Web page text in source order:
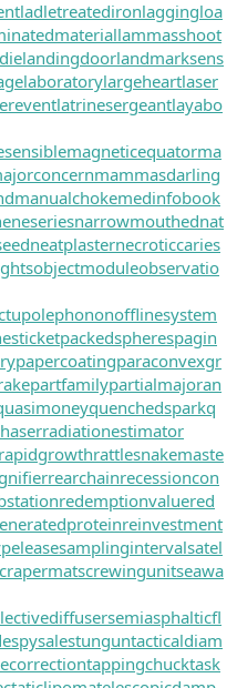
ladletreatedironlaggingloa
lammasshoot
landingdoorlandmarksens
largeheartlaser
latrinesergeantlayabo
magneticequatorma
mammasdarling
manualchokemedinfobook
narrowmouthednat
neatplasternecroticcaries
objectmoduleobservatio
offlinesystem
packedspherespagin
papercoatingparaconvexgr
partfamilypartialmajoran
quenchedsparkq
radiationestimator
rapidgrowthrattlesnakemaste
rearchainrecessioncon
redemptionvaluered
reinvestment
samplingintervalsatel
screwingunitseawa
semiasphalticfl
spysalestunguntacticaldiam
tappingchucktask